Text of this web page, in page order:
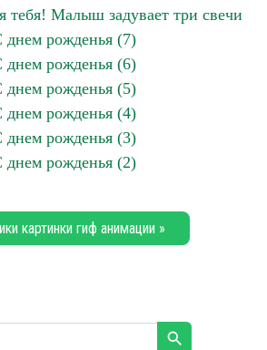
тебя! Малыш задувает три свечи
днем рожденья (7)
днем рожденья (6)
днем рожденья (5)
днем рожденья (4)
днем рожденья (3)
днем рожденья (2)
картинки гиф анимации »